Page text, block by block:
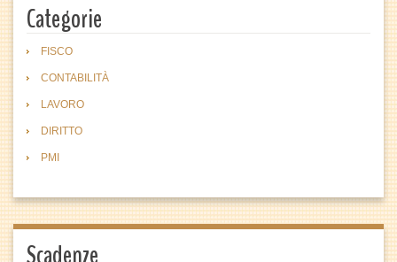
Categorie
FISCO
CONTABILITÀ
LAVORO
DIRITTO
PMI